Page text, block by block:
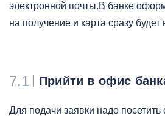
электронной почты.В банке
на получение и карта сразу
7.1 Прийти в офис
Для подачи заявки надо посетить